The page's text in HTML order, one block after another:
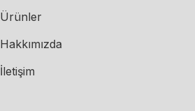
Ürünler
Hakkımızda
İletişim